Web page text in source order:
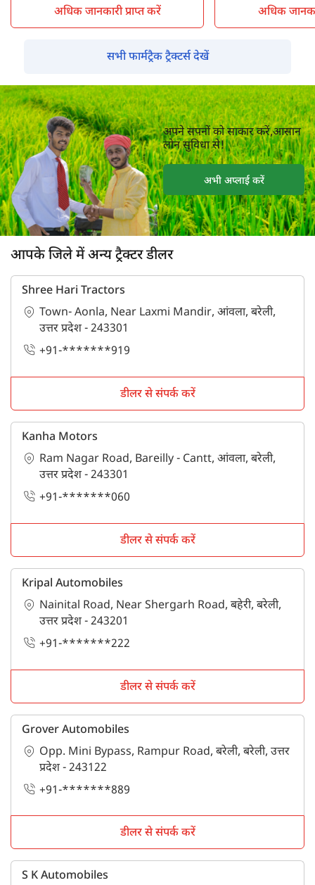
अधिक जानकारी प्राप्त करें अधिक
सभी फार्मट्रैक ट्रैक्टर्स देखें
अपने सपनों को साकार करें,आसान
लोन सुविधा से!
अभी अप्लाई करें
आपके जिले में अन्य ट्रैक्टर डीलर
Shree Hari Tractors
Town- Aonla, Near Laxmi Mandir, आंवला, बरेली,
उत्तर प्रदेश - 243301
+91-*******919
डीलर से संपर्क करें
Kanha Motors
Ram Nagar Road, Bareilly - Cantt, आंवला, बरेली,
उत्तर प्रदेश - 243301
+91-*******060
डीलर से संपर्क करें
Kripal Automobiles
Nainital Road, Near Shergarh Road, बहेरी, बरेली,
उत्तर प्रदेश - 243201
+91-*******222
डीलर से संपर्क करें
Grover Automobiles
Opp. Mini Bypass, Rampur Road, बरेली, बरेली, उत्तर
प्रदेश - 243122
+91-*******889
डीलर से संपर्क करें
S K Automobiles